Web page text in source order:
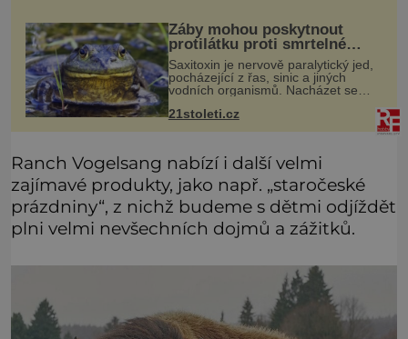
Žáby mohou poskytnout
protilátku proti smrtelné
otravě měkkýši
Saxitoxin je nervově paralytický jed,
pocházející z řas, sinic a jiných
vodních organismů. Nacházet se
mlžích, jako jsou ústřice nebo slávky.
K příznakům otravy patří
21stoleti.cz
Ranch Vogelsang nabízí i další velmi
zajímavé produkty, jako např. „staročeské
prázdniny“, z nichž budeme s dětmi odjíždět
plni velmi nevšechních dojmů a zážitků.